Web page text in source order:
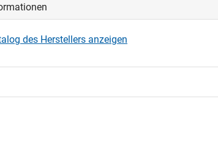
des Herstellers anzeigen